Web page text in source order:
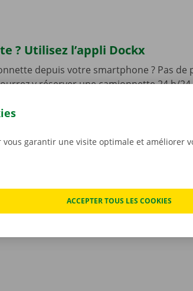
? Utilisez l’appli Dockx
depuis votre smartphone ? Pas de
y réserver une camionnette 24 h/24
qui convient le mieux à votre
pourAndroidouApple.
vous garantir une visite optimale et améliorer
ACCEPTER TOUS LES COOKIES